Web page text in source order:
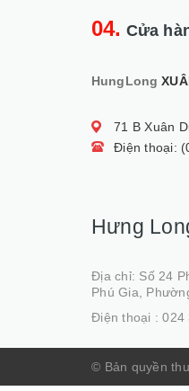
04. Cửa
HungLong
71 B Xuân
Điện thoại:
Hưng
Địa chỉ: Số 24
Phú Gia,
Điện thoại :024
© Bản quyền